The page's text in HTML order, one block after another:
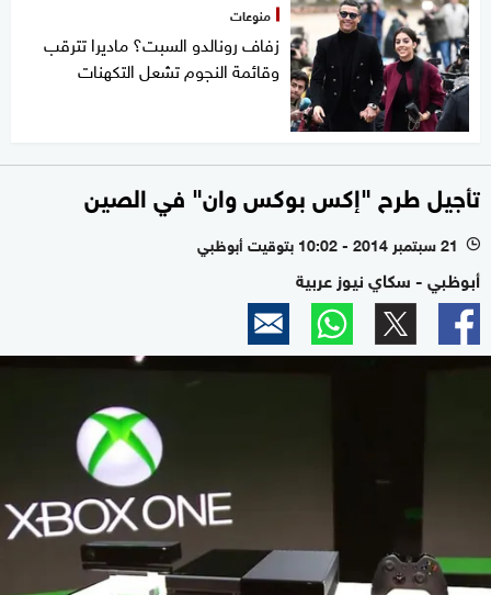
منوعات
زفاف رونالدو السبت؟ ماديرا تترقب
وقائمة النجوم تشعل التكهنات
تأجيل طرح "إكس بوكس وان" في الصين
l 21 سبتمبر 2014 - 10:02 بتوقيت أبوظبي
أبوظبي - سكاي نيوز عربية